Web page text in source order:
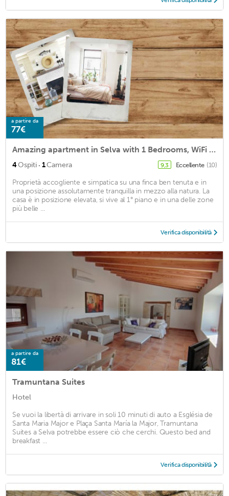
a partire da
77€
Amazing apartment in Selva with 1 Bedrooms, WiFi and Outdoor swimming pool
4Ospiti · 1Camera 9,3 Eccellente (10)
Proprietà accogliente e simpatica su una finca ben tenuta e in
una posizione assolutamente tranquilla in mezzo alla natura. La
casa è in posizione elevata, si vive al 1° piano e in una delle zone
più belle ...
Verifica disponibilità
a partire da
81€
Tramuntana Suites
Hotel
Se vuoi la libertà di arrivare in soli 10 minuti di auto a Església de
Santa Maria Major e Plaça Santa María la Major, Tramuntana
Suites a Selva potrebbe essere ciò che cerchi. Questo bed and
breakfast ...
Verifica disponibilità